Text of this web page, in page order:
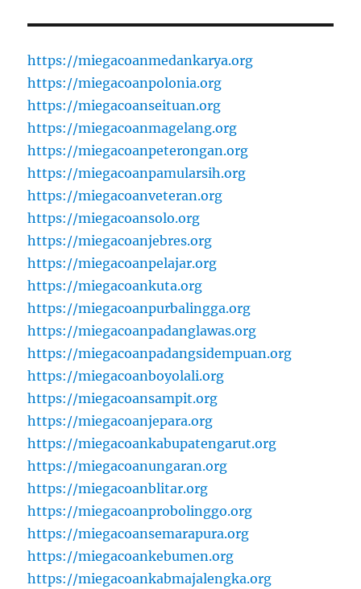
https://miegacoanmedankarya.org
https://miegacoanpolonia.org
https://miegacoanseituan.org
https://miegacoanmagelang.org
https://miegacoanpeterongan.org
https://miegacoanpamularsih.org
https://miegacoanveteran.org
https://miegacoansolo.org
https://miegacoanjebres.org
https://miegacoanpelajar.org
https://miegacoankuta.org
https://miegacoanpurbalingga.org
https://miegacoanpadanglawas.org
https://miegacoanpadangsidempuan.org
https://miegacoanboyolali.org
https://miegacoansampit.org
https://miegacoanjepara.org
https://miegacoankabupatengarut.org
https://miegacoanungaran.org
https://miegacoanblitar.org
https://miegacoanprobolinggo.org
https://miegacoansemarapura.org
https://miegacoankebumen.org
https://miegacoankabmajalengka.org